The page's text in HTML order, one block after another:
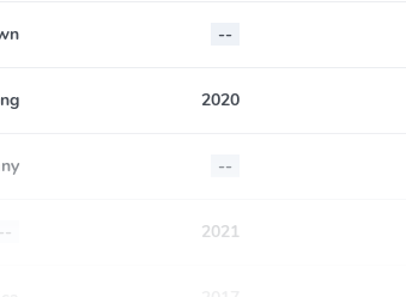
--
2020
--
-- 2021